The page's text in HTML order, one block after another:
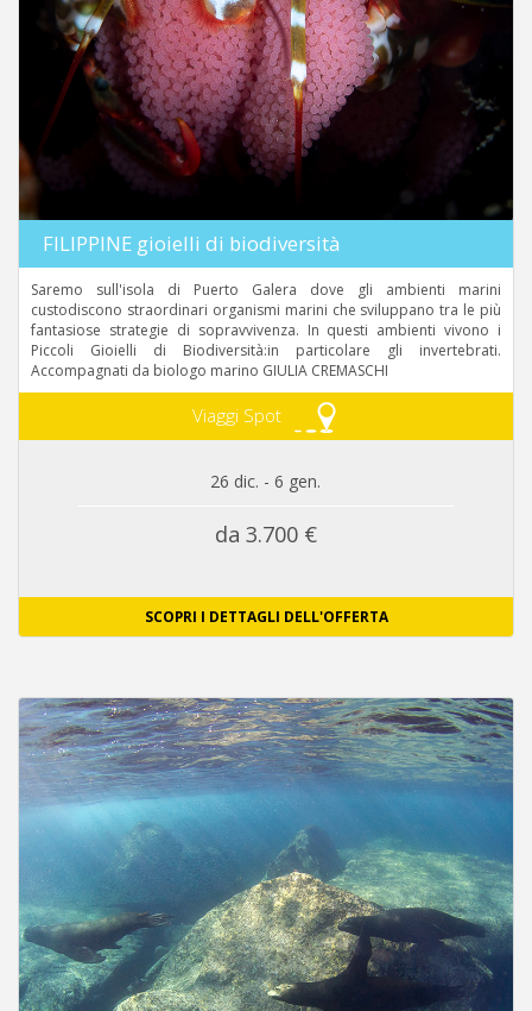
FILIPPINE gioielli di biodiversità
Saremo sull'isola di Puerto Galera dove gli ambienti marini
custodiscono straordinari organismi marini che sviluppano tra le più
fantasiose strategie di sopravvivenza. In questi ambienti vivono i
Piccoli Gioielli di Biodiversità:in particolare gli invertebrati.
Accompagnati da biologo marino GIULIA CREMASCHI
Viaggi Spot
26 dic. - 6 gen.
da 3.700 €
SCOPRI I DETTAGLI DELL'OFFERTA